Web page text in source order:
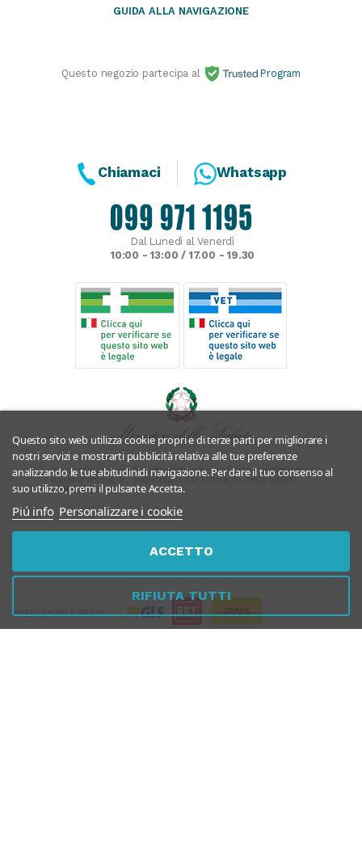
GUIDA ALLA NAVIGAZIONE
Questo negozio partecipa al Program
Questo sito web utilizza cookie propri e di terze parti per migliorare i
nostri servizi e mostrarti pubblicità relativa alle tue preferenze
analizzando le tue abitudinidi navigazione. Per dare il tuo consenso al
suo utilizzo, premi il pulsante Accetta.
Piú info Personalizzare i cookie
RIFIUTA TUTTI
ACCETTO
Chiamaci Whatsapp
Dal Lunedì al Venerdì
10:00 - 13:00 / 17.00 - 19.30
Per verificare che Tuttomeopatia è una Farmacia Online
Italiana affidabile, autorizzata dal Ministero della Salute,
CLICCA QUI
SPEDIZIONI RAPIDE